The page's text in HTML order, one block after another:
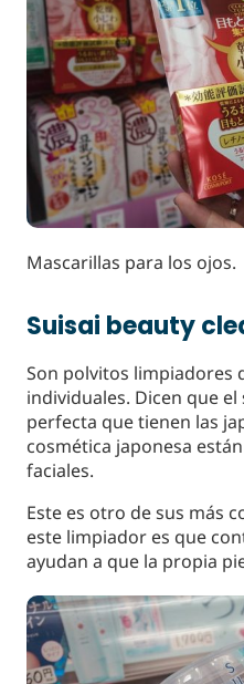
Mascarillas para los ojos.
Suisai beauty
Son polvitos limpiadores
individuales. Dicen que
perfecta que tienen las
cosmética japonesa
faciales.
Este es otro de sus más
este limpiador es que
ayudan a que la propia